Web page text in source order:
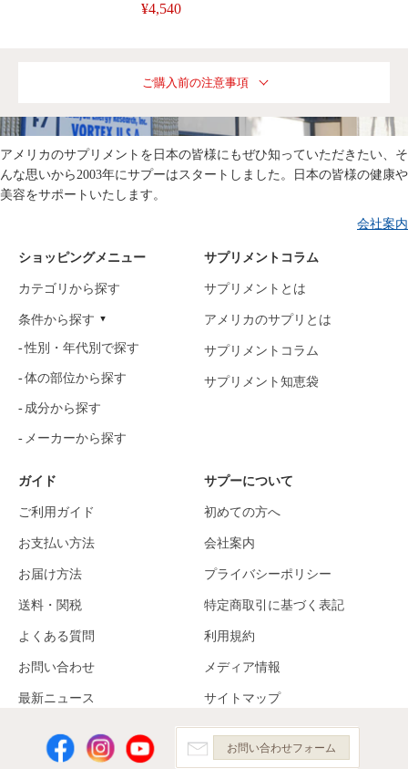
¥4,540
ご購入前の注意事項
アメリカのサプリメントを日本の皆様にもぜひ知っていただきたい、そ
んな思いから2003年にサプーはスタートしました。日本の皆様の健康や
美容をサポートいたします。
会社案内
ショッピングメニュー
カテゴリから探す
条件から探す
性別・年代別で探す
体の部位から探す
成分から探す
メーカーから探す
ガイド
ご利用ガイド
お支払い方法
お届け方法
送料・関税
よくある質問
お問い合わせ
最新ニュース
サプリメントコラム
サプリメントとは
アメリカのサプリとは
サプリメントコラム
サプリメント知恵袋
サプーについて
初めての方へ
会社案内
プライバシーポリシー
特定商取引に基づく表記
利用規約
メディア情報
サイトマップ
お問い合わせフォーム